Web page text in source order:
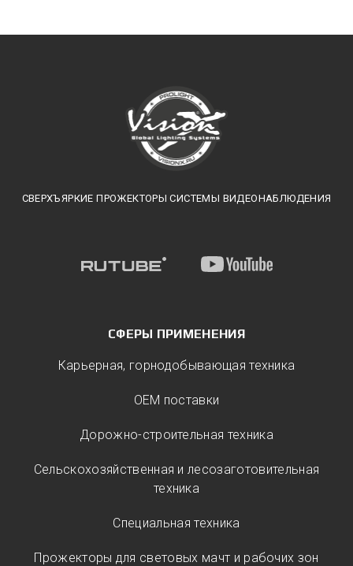
СВЕРХЪЯРКИЕ ПРОЖЕКТОРЫ СИСТЕМЫ ВИДЕОНАБЛЮДЕНИЯ
СФЕРЫ ПРИМЕНЕНИЯ
Карьерная, горнодобывающая техника
ОЕМ поставки
Дорожно-строительная техника
Сельскохозяйственная и лесозаготовительная
техника
Специальная техника
Прожекторы для световых мачт и рабочих зон